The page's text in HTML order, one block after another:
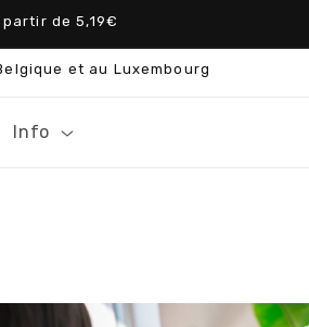
de 5,19€
et au Luxembourg
Info